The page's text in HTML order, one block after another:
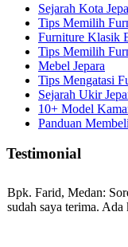
Sejarah Kota
Tips Memilih
Furniture Klasik
Tips Memilih
Mebel Jepara
Tips Mengatasi
Sejarah Ukir
10+ Model
Panduan
Testimonial
Bpk. Farid, Medan:
sudah saya terima.